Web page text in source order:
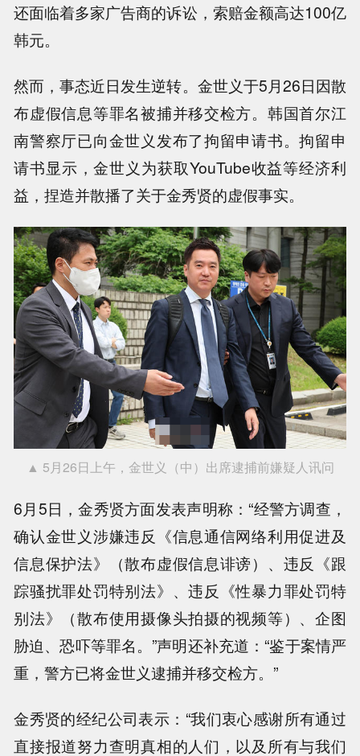
还面临着多家广告商的诉讼，索赔金额高达100亿
韩元。
然而，事态近日发生逆转。金世义于5月26日因散
布虚假信息等罪名被捕并移交检方。韩国首尔江
南警察厅已向金世义发布了拘留申请书。拘留申
请书显示，金世义为获取YouTube收益等经济利
益，捏造并散播了关于金秀贤的虚假事实。
▲ 5月26日上午，金世义（中）出席逮捕前嫌疑人讯问
6月5日，金秀贤方面发表声明称：“经警方调查，
确认金世义涉嫌违反《信息通信网络利用促进及
信息保护法》（散布虚假信息诽谤）、违反《跟
踪骚扰罪处罚特别法》、违反《性暴力罪处罚特
别法》（散布使用摄像头拍摄的视频等）、企图
胁迫、恐吓等罪名。”声明还补充道：“鉴于案情严
重，警方已将金世义逮捕并移交检方。”
金秀贤的经纪公司表示：“我们衷心感谢所有通过
直接报道努力查明真相的人们，以及所有与我们